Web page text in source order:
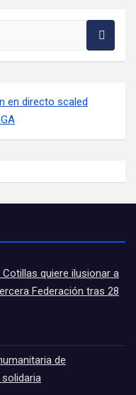
quiere ilusionar a
Federación tras 28
de